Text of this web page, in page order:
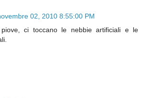
02, 2010 8:55:00 PM
ci toccano le nebbie artificiali e le